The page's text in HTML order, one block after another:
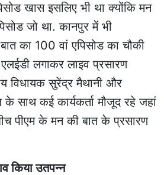
खास इसलिए भी था क्योंकि मन
जो था. कानपुर में भी
का 100 वां एपिसोड का चौकी
एलईडी लगाकर लाइव प्रसारण
विधायक सुरेंद्र मैथानी और
के साथ कई कार्यकर्ता मौजूद रहे जहां
पीएम के मन की बात के प्रसारण
किया उतपन्न